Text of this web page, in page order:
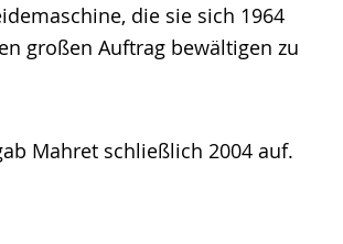
die sie sich 1964
großen Auftrag bewältigen zu
Mahret schließlich 2004 auf.